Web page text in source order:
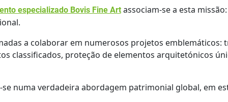
especializado Bovis Fine Artassociam-se a esta
a colaborar em numerosos projetos emblemáticos:
classificados, proteção de elementos arquitetónicos
numa verdadeira abordagem patrimonial global, em